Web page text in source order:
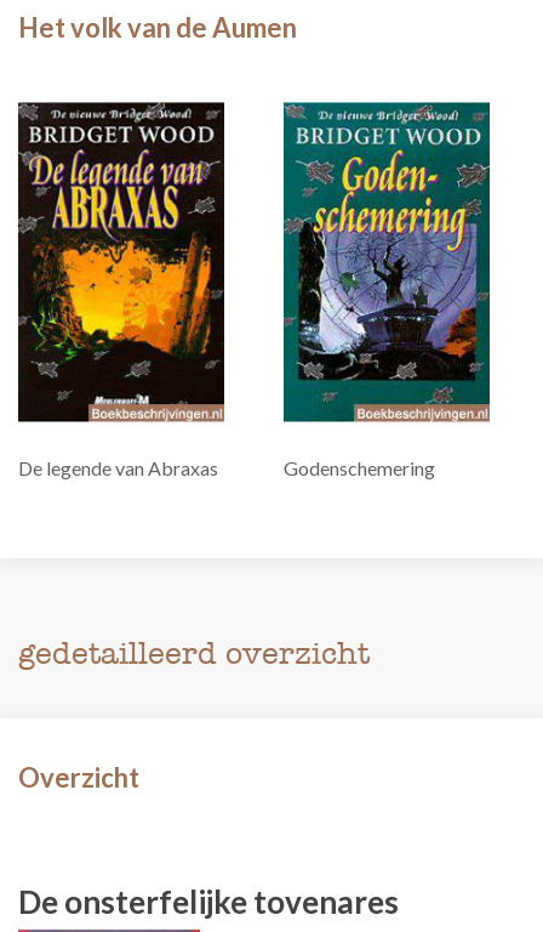
Het volk van de Aumen
De legende van Abraxas Godenschemering
gedetailleerd overzicht
Overzicht
De onsterfelijke tovenares